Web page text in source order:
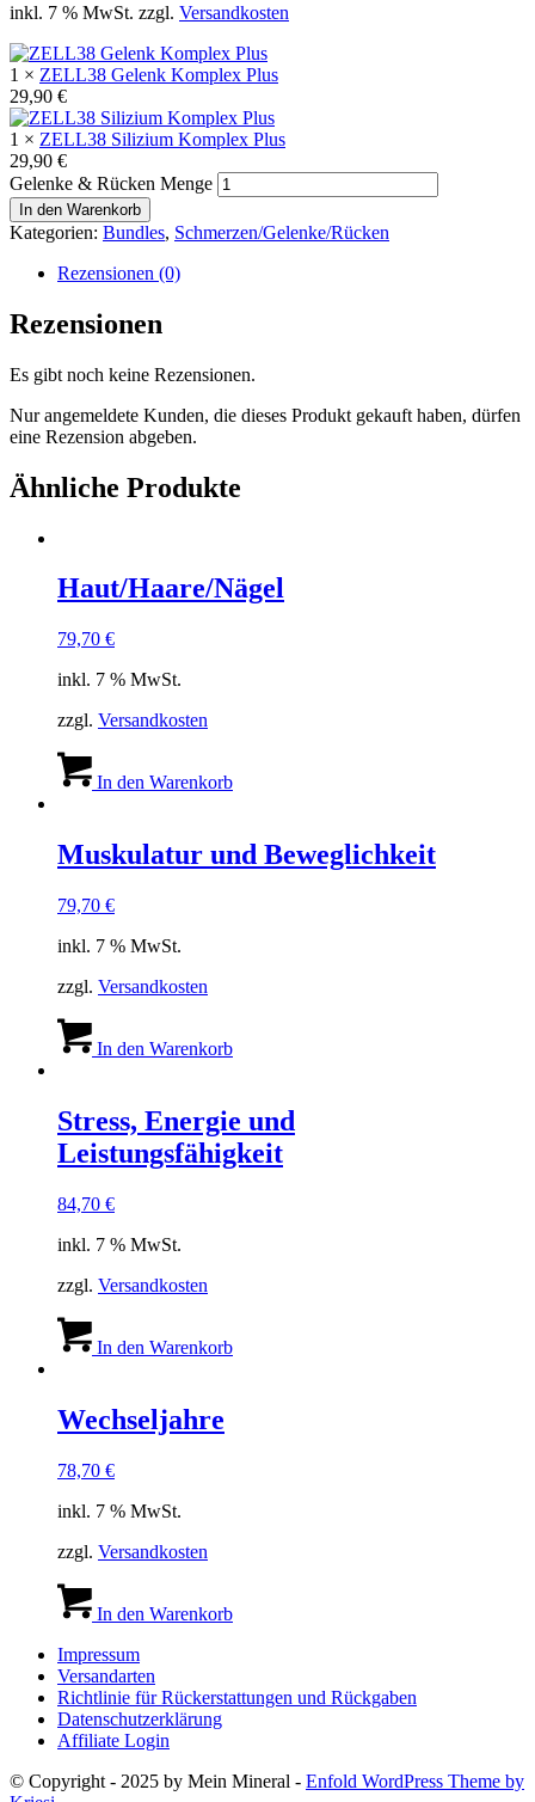
inkl. 7 % MwSt. zzgl. Versandkosten
1 × ZELL38 Gelenk Komplex Plus
29,90 €
1 × ZELL38 Silizium Komplex Plus
29,90 €
Gelenke & Rücken Menge
In den Warenkorb
Kategorien: Bundles, Schmerzen/Gelenke/Rücken
Rezensionen (0)
Rezensionen
Es gibt noch keine Rezensionen.
Nur angemeldete Kunden, die dieses Produkt gekauft haben, dürfen
eine Rezension abgeben.
Ähnliche Produkte
Haut/Haare/Nägel
79,70 €
inkl. 7 % MwSt.
zzgl. Versandkosten
In den Warenkorb
Muskulatur und Beweglichkeit
79,70 €
inkl. 7 % MwSt.
zzgl. Versandkosten
In den Warenkorb
Stress, Energie und
Leistungsfähigkeit
84,70 €
inkl. 7 % MwSt.
zzgl. Versandkosten
In den Warenkorb
Wechseljahre
78,70 €
inkl. 7 % MwSt.
zzgl. Versandkosten
In den Warenkorb
Impressum
Versandarten
Richtlinie für Rückerstattungen und Rückgaben
Datenschutzerklärung
Affiliate Login
© Copyright - 2025 by Mein Mineral - Enfold WordPress Theme by